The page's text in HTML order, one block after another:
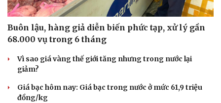
Sân khấu - Điện ảnh
Văn học
Âm nhạc
Di sản
Nghệ sĩ
Sao Việt
Buôn lậu, hàng giả diễn biến phức tạp, xử lý gần
68.000 vụ trong 6 tháng
Vì sao giá vàng thế giới tăng nhưng trong nước lại
giảm?
Giá bạc hôm nay: Giá bạc trong nước ở mức 61,9 triệu
đồng/kg